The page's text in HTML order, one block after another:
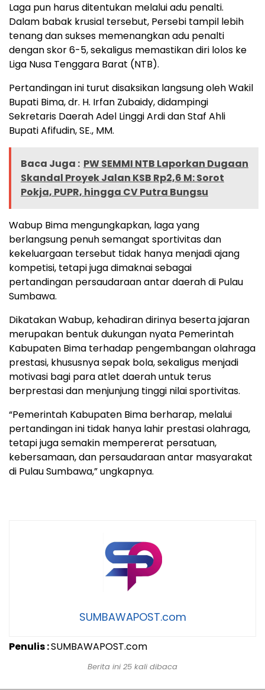
Laga pun harus ditentukan melalui adu penalti.
Dalam babak krusial tersebut, Persebi tampil lebih
tenang dan sukses memenangkan adu penalti
dengan skor 6-5, sekaligus memastikan diri lolos ke
Liga Nusa Tenggara Barat (NTB).
Pertandingan ini turut disaksikan langsung oleh Wakil
Bupati Bima, dr. H. Irfan Zubaidy, didampingi
Sekretaris Daerah Adel Linggi Ardi dan Staf Ahli
Bupati Afifudin, SE., MM.
Baca Juga : PW SEMMI NTB Laporkan Dugaan
Skandal Proyek Jalan KSB Rp2,6 M: Sorot
Pokja, PUPR, hingga CV Putra Bungsu
Wabup Bima mengungkapkan, laga yang
berlangsung penuh semangat sportivitas dan
kekeluargaan tersebut tidak hanya menjadi ajang
kompetisi, tetapi juga dimaknai sebagai
pertandingan persaudaraan antar daerah di Pulau
Sumbawa.
Dikatakan Wabup, kehadiran dirinya beserta jajaran
merupakan bentuk dukungan nyata Pemerintah
Kabupaten Bima terhadap pengembangan olahraga
prestasi, khususnya sepak bola, sekaligus menjadi
motivasi bagi para atlet daerah untuk terus
berprestasi dan menjunjung tinggi nilai sportivitas.
“Pemerintah Kabupaten Bima berharap, melalui
pertandingan ini tidak hanya lahir prestasi olahraga,
tetapi juga semakin mempererat persatuan,
kebersamaan, dan persaudaraan antar masyarakat
di Pulau Sumbawa,” ungkapnya.
SUMBAWAPOST.com
Penulis :SUMBAWAPOST.com
Berita ini 25 kali dibaca